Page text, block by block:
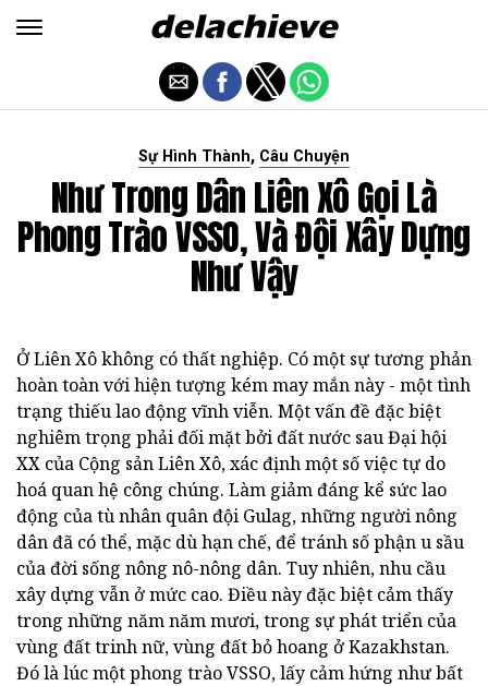
Sự Hình Thành, Câu Chuyện
Như Trong Dân Liên Xô Gọi Là
Phong Trào VSSO, Và Đội Xây Dựng
Như Vậy
Ở Liên Xô không có thất nghiệp. Có một sự tương phản
hoàn toàn với hiện tượng kém may mắn này - một tình
trạng thiếu lao động vĩnh viễn. Một vấn đề đặc biệt
nghiêm trọng phải đối mặt bởi đất nước sau Đại hội
XX của Cộng sản Liên Xô, xác định một số việc tự do
hoá quan hệ công chúng. Làm giảm đáng kể sức lao
động của tù nhân quân đội Gulag, những người nông
dân đã có thể, mặc dù hạn chế, để tránh số phận u sầu
của đời sống nông nô-nông dân. Tuy nhiên, nhu cầu
xây dựng vẫn ở mức cao. Điều này đặc biệt cảm thấy
trong những năm năm mươi, trong sự phát triển của
vùng đất trinh nữ, vùng đất bỏ hoang ở Kazakhstan.
Đó là lúc một phong trào VSSO, lấy cảm hứng như bất